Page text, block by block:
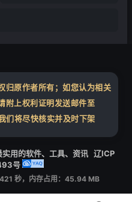
归原作者所有；如您认为相关
附上权利证明发送邮件至
将尽快核实并及时下架
用的软件、工具、资讯 辽ICP
号
秒，内存占用：45.94 MB